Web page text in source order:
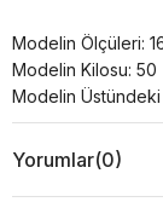
Modelin Ölçüleri:
Modelin Kilosu: 50
Modelin Üstündeki
Yorumlar(0)